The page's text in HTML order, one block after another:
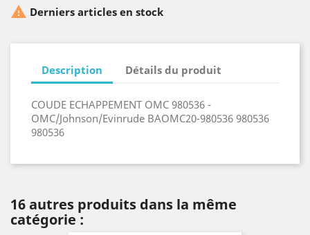
 Derniers articles en stock
Description Détails du produit
COUDE ECHAPPEMENT OMC 980536 -
OMC/Johnson/Evinrude BAOMC20-980536 980536
980536
16 autres produits dans la même
catégorie :